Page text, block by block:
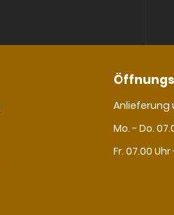
Anlieferung
Mo. - Do.
Fr. 07.00 Uhr